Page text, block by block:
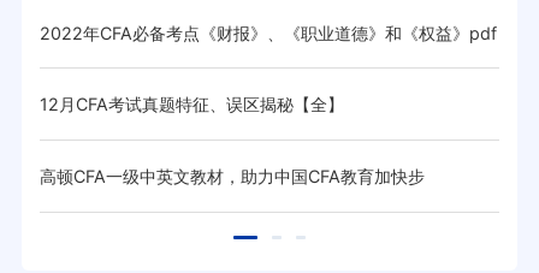
2022年CFA必备考点《财报》、《职业道德》和《权益》pdf
资料
12月CFA考试真题特征、误区揭秘【全】
高顿CFA一级中英文教材，助力中国CFA教育加快步